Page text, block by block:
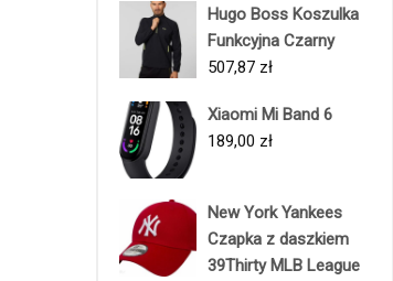
Hugo Boss Koszulka
Funkcyjna Czarny
507,87 zł
Xiaomi Mi Band 6
189,00 zł
New York Yankees
Czapka z daszkiem
39Thirty MLB League